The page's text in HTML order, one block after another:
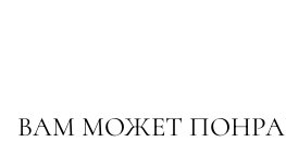
ВАМ МОЖЕТ